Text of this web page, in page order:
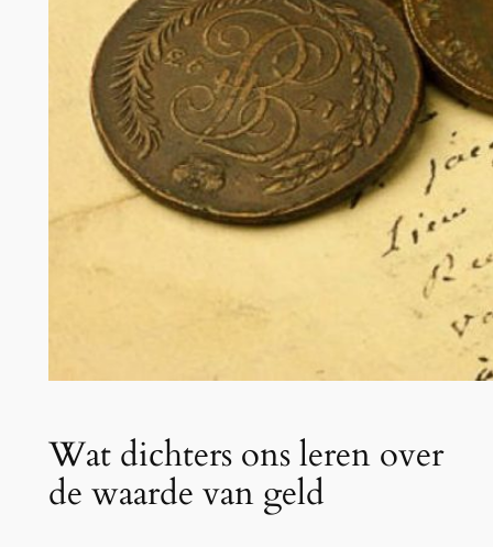
Wat dichters ons leren over
de waarde van geld